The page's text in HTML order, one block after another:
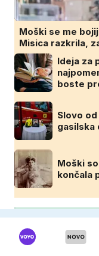
Moški se me
Misica razkrila,
Ideja za
boste
Slovo
gasilska
Moški
končala